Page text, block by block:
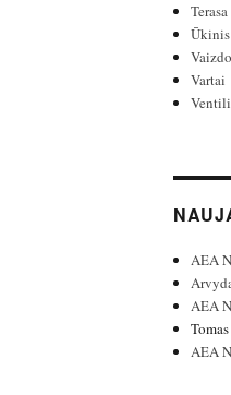
Ūkinis
Vartai
AEA
AEA
Tomas
AEA